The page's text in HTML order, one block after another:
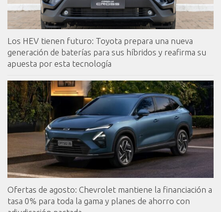
Los HEV tienen futuro: Toyota prepara una nueva
generación de baterías para sus híbridos y reafirma su
apuesta por esta tecnología
Ofertas de agosto: Chevrolet mantiene la financiación a
tasa 0% para toda la gama y planes de ahorro con